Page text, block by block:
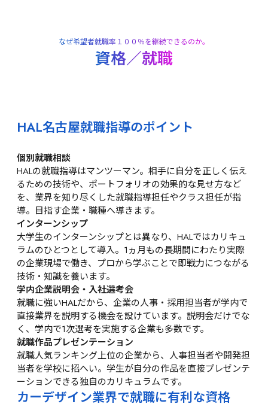
なぜ希望者就職率１００％を継続できるのか。
資格／就職
HAL名古屋就職指導のポイント
個別就職相談
HALの就職指導はマンツーマン。相手に自分を正しく伝え
るための技術や、ポートフォリオの効果的な見せ方など
を、業界を知り尽くした就職指導担任やクラス担任が指
導。目指す企業・職種へ導きます。
インターンシップ
大学生のインターンシップとは異なり、HALではカリキュ
ラムのひとつとして導入。1ヵ月もの長期間にわたり実際
の企業現場で働き、プロから学ぶことで即戦力につながる
技術・知識を養います。
学内企業説明会・入社選考会
就職に強いHALだから、企業の人事・採用担当者が学内で
直接業界を説明する機会を設けています。説明会だけでな
く、学内で1次選考を実施する企業も多数です。
就職作品プレゼンテーション
就職人気ランキング上位の企業から、人事担当者や開発担
当者を学校に招へい。学生が自分の作品を直接プレゼンテ
ーションできる独自のカリキュラムです。
カーデザイン業界で就職に有利な資格